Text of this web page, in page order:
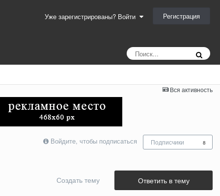
Уже зарегистрированы? Войти Регистрация
Вся активность
Войдите, чтобы подписаться Подписчики 8
Ответить в тему
Создать тему